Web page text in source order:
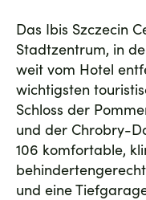
Das Ibis Szczecin
Stadtzentrum, in
weit vom Hotel
wichtigsten
Schloss der
und der Chrobry-
106 komfortable,
und eine